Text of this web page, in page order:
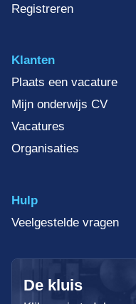
Registreren
Klanten
Plaats een vacature
Mijn onderwijs CV
Vacatures
Organisaties
Hulp
Veelgestelde vragen
De kluis